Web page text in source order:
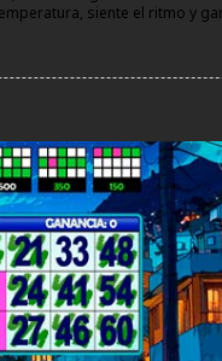
siente el ritmo y